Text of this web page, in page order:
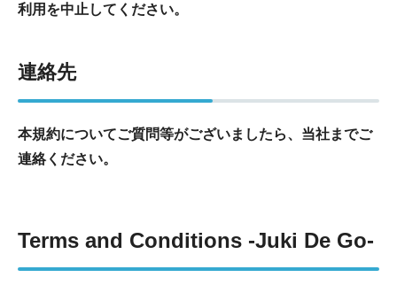
利用を中止してください。
連絡先
本規約についてご質問等がございましたら、当社までご
連絡ください。
Terms and Conditions -Juki De Go-